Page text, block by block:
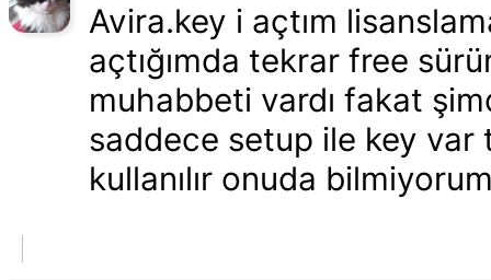
Avira.key i açtım
açtığımda tekrar free
muhabbeti vardı fakat
saddece setup ile key var
kullanılır onuda